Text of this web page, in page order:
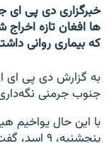
به ما بپیوندید
همۀ سایت‌های
خبرگزاری دی پی
ها افغان تازه
که بیماری روانی
به گزارش دی پی ای
جنوب جرمنی
با این حال یواخیم
پنجشنبه،